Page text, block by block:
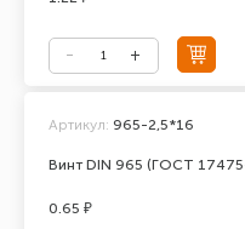
Винт DIN 965 (ГОСТ
Артикул: 965-2,5*16
0.65 ₽